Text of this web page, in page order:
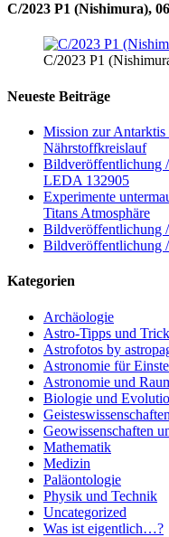
C/2023 P1 (Nishimura),
C/2023 P1
Neueste Beiträge
Mission zur Antarktis
Nährstoffkreislauf
Bildveröffentlichung
LEDA 132905
Experimente
Titans Atmosphäre
Bildveröffentlichung
Bildveröffentlichung
Kategorien
Archäologie
Astro-Tipps und
Astrofotos by
Astronomie für
Astronomie und
Biologie und
Geisteswissenschaften
Geowissenschaften
Mathematik
Medizin
Paläontologie
Physik und Technik
Uncategorized
Was ist eigentlich…?